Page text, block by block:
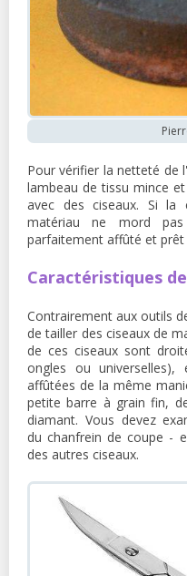
Pour vérifier la netteté de
lambeau de tissu mince
avec des ciseaux. Si
matériau ne mord
parfaitement affûté et prêt
Caractéristiques
Contrairement aux outils
de tailler des ciseaux de
de ces ciseaux sont
ongles ou
affûtées de la même
petite barre à grain fin,
diamant. Vous devez
du chanfrein de coupe -
des autres ciseaux.